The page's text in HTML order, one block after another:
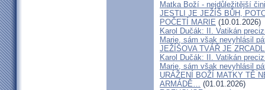
Matka Boží - nejdůležitější
JESTLI JE JEŽÍŠ BŮH,
POČETÍ MARIE (10.01.2026)
Karol Dučák: II. Vatikán
Marie, sám však nevyhlásil
JEŽÍŠOVA TVÁŘ JE
Karol Dučák: II. Vatikán
Marie, sám však nevyhlásil
URÁŽENÍ BOŽÍ MATKY TĚ
ARMÁDĚ… (01.01.2026)